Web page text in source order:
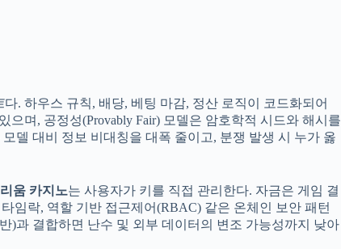
다. 하우스 규칙, 배당, 베팅 마감, 정산 로직이 코드화되어
며, 공정성(Provably Fair) 모델은 암호학적 시드와 해시를
델 대비 정보 비대칭을 대폭 줄이고, 분쟁 발생 시 누가 옳
움 카지노는 사용자가 키를 직접 관리한다. 자금은 게임 결
임락, 역할 기반 접근제어(RBAC) 같은 온체인 보안 패턴
)과 결합하면 난수 및 외부 데이터의 변조 가능성까지 낮아